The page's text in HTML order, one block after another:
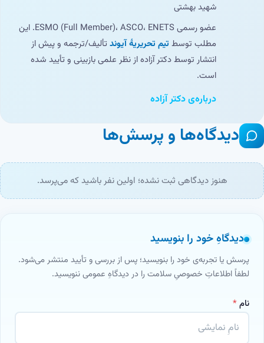
شهید بهشتی
عضو رسمی ESMO (Full Member)، ASCO، ENETS. این
مطلب توسط تیم تحریریهٔ آیوندتألیف/ترجمه و پیش از
انتشار توسط دکتر آزاده از نظر علمی بازبینی و تأیید شده
است.
درباره‌ی دکتر آزاده
دیدگاه‌ها و پرسش‌ها
هنوز دیدگاهی ثبت نشده؛ اولین نفر باشید که می‌پرسد.
دیدگاهِ خود را بنویسید
پرسش یا تجربه‌ی خود را بنویسید؛ پس از بررسی و تأیید منتشر می‌شود.
لطفاً اطلاعاتِ خصوصیِ سلامت را در دیدگاهِ عمومی ننویسید.
نام*